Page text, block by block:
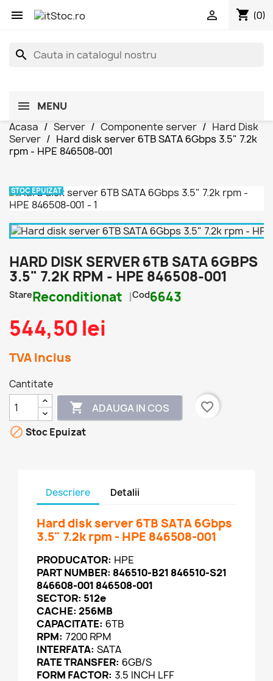
 shopping_cart (0)

search
MENU
Acasa
Server Componente server
Hard Disk
Server
Hard disk server 6TB SATA 6Gbps 3.5" 7.2k
rpm - HPE 846508-001
STOC EPUIZAT
HARD DISK SERVER 6TB SATA 6GBPS
3.5" 7.2K RPM - HPE 846508-001
StareReconditionat Cod6643
544,50 lei
TVA Inclus
Cantitate
 ADAUGA IN COS
favorite_border
 Stoc Epuizat
Descriere Detalii
Hard disk server 6TB SATA 6Gbps
3.5" 7.2k rpm - HPE 846508-001
PRODUCATOR: HPE
PART NUMBER: 846510-B21 846510-S21
846608-001 846508-001
SECTOR: 512e
CACHE: 256MB
CAPACITATE: 6TB
RPM: 7200 RPM
INTERFATA: SATA
RATE TRANSFER: 6GB/S
FORM FACTOR: 3.5 INCH LFF